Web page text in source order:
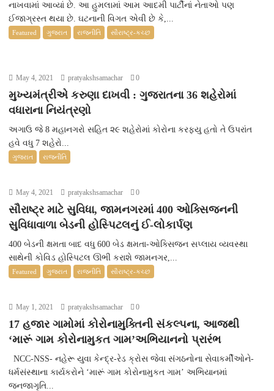
નાખવામાં આવ્યાં છે. આ હુમલામાં આમ આદમી પાર્ટીનાં નેતાઓ પણ
ઈજાગ્રસ્ત થયા છે. ઘટનાની વિગત એવી છે કે,...
Featured ગુજરાત રાજનીતિ સૌરાષ્ટ્ર-કચ્છ
May 4, 2021 pratyakshsamachar 0
મુખ્યમંત્રીએ કરુણા દાખવી : ગુજરાતના 36 શહેરોમાં
વધારાના નિયંત્રણો
અગાઉ જે 8 મહાનગરો સહિત ૨૯ શહેરોમાં કોરોના કરફ્યુ હતો તે ઉપરાંત
હવે વધુ 7 શહેરો...
ગુજરાત રાજનીતિ
May 4, 2021 pratyakshsamachar 0
સૌરાષ્ટ્ર માટે સુવિધા, જામનગરમાં 400 ઓક્સિજનની
સુવિધાવાળા બેડની હોસ્પિટલનું ઈ-લોકાર્પણ
400 બેડની ક્ષમતા બાદ વધુ 600 બેડ ક્ષમતા-ઓક્સિજન સપ્લાય વ્યવસ્થા
સાથેની કોવિડ હોસ્પિટલ ઊભી કરાશે જામનગર,...
Featured ગુજરાત રાજનીતિ સૌરાષ્ટ્ર-કચ્છ
May 1, 2021 pratyakshsamachar 0
17 હજાર ગામોમાં કોરોનામુક્તિની સંકલ્પના, આજથી
‘મારૂં ગામ કોરોનામુકત ગામ’અભિયાનનો પ્રારંભ
NCC-NSS- નહેરૂ યુવા કેન્દ્ર-રેડ ક્રોસ જેવા સંગઠનોના સેવાકર્મીઓને-
ધર્મસંસ્થાના કાર્યકરોને ‘મારૂં ગામ કોરોનામુકત ગામ’ અભિયાનમાં
જનજાગૃતિ...